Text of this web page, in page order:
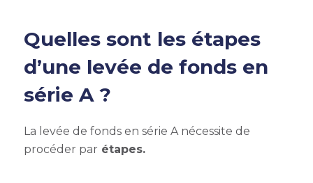
Quelles sont lesétapes
d’une levée de fonds en
série A?
La l evée de fonds en série A nécessite de
procéder par étapes.